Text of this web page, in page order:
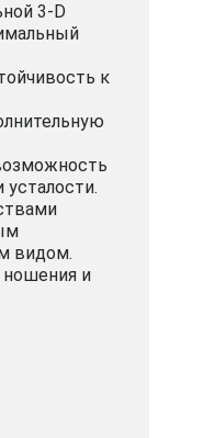
3-D
к
видом.
ношения и